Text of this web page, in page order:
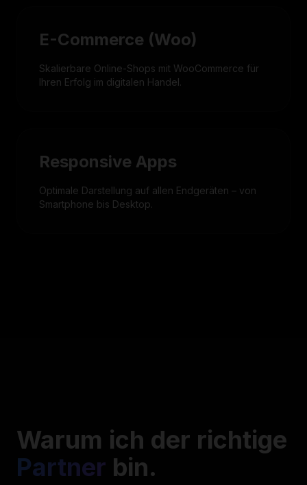
E-Commerce (Woo)
Skalierbare Online-Shops mit WooCommerce für
Ihren Erfolg im digitalen Handel.
Responsive Apps
Optimale Darstellung auf allen Endgeräten – von
Smartphone bis Desktop.
Warum ich der richtige
Partner bin.